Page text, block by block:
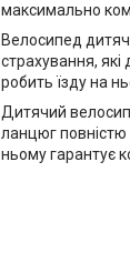
максимально
Велосипед
страхування,
робить їзду на
Дитячий
ланцюг
ньому гарантує